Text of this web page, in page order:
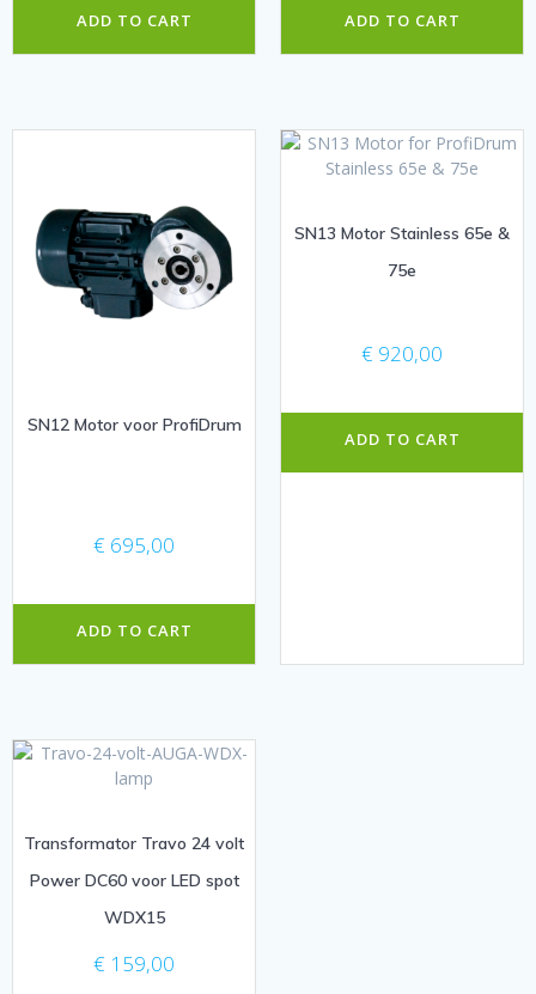
ADD TO CART ADD TO CART
SN12 Motor voor ProfiDrum
€ 695,00
ADD TO CART
SN13 Motor Stainless 65e &
75e
€ 920,00
ADD TO CART
Transformator Travo 24 volt
Power DC60 voor LED spot
WDX15
€ 159,00